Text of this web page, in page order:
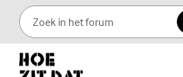
Skip to content